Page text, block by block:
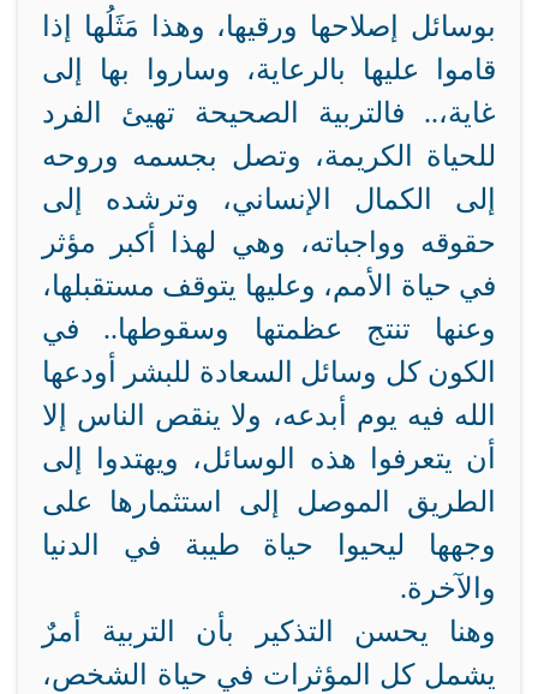
بوسائل إصلاحها ورقيها، وهذا مَثَلُها إذا
قاموا عليها بالرعاية، وساروا بها إلى
غاية،.. فالتربية الصحيحة تهيئ الفرد
للحياة الكريمة، وتصل بجسمه وروحه
إلى الكمال الإنساني، وترشده إلى
حقوقه وواجباته، وهي لهذا أكبر مؤثر
في حياة الأمم، وعليها يتوقف مستقبلها،
وعنها تنتج عظمتها وسقوطها.. في
الكون كل وسائل السعادة للبشر أودعها
الله فيه يوم أبدعه، ولا ينقص الناس إلا
أن يتعرفوا هذه الوسائل، ويهتدوا إلى
الطريق الموصل إلى استثمارها على
وجهها ليحيوا حياة طيبة في الدنيا
والآخرة.
وهنا يحسن التذكير بأن التربية أمرٌ
يشمل كل المؤثرات في حياة الشخص،